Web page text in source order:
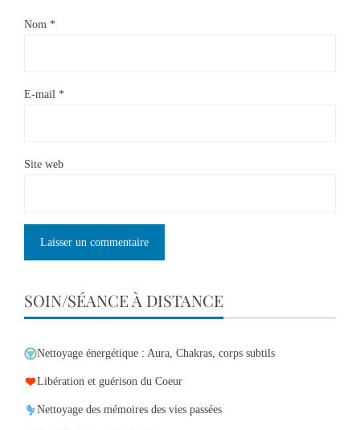
Nom *
E-mail *
Site web
SOIN/SÉANCE À DISTANCE
Nettoyage énergétique : Aura, Chakras, corps subtils
Libération et guérison du Coeur
Nettoyage des mémoires des vies passées